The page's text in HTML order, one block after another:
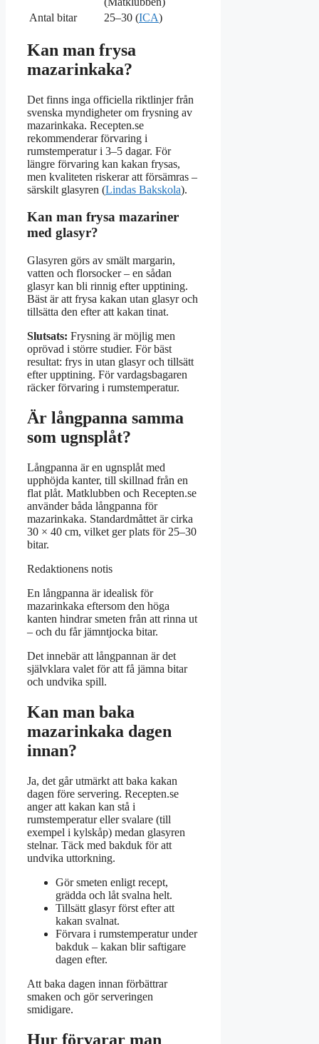
Antal bitar
25–30 (ICA)
Kan man frysa
mazarinkaka?
Det finns inga officiella riktlinjer från
svenska myndigheter om frysning av
mazarinkaka. Recepten.se
rekommenderar förvaring i
rumstemperatur i 3–5 dagar. För
längre förvaring kan kakan frysas,
men kvaliteten riskerar att försämras –
särskilt glasyren (Lindas Bakskola).
Kan man frysa mazariner
med glasyr?
Glasyren görs av smält margarin,
vatten och florsocker – en sådan
glasyr kan bli rinnig efter upptining.
Bäst är att frysa kakan utan glasyr och
tillsätta den efter att kakan tinat.
Slutsats: Frysning är möjlig men
oprövad i större studier. För bäst
resultat: frys in utan glasyr och tillsätt
efter upptining. För vardagsbagaren
räcker förvaring i rumstemperatur.
Är långpanna samma
som ugnsplåt?
Långpanna är en ugnsplåt med
upphöjda kanter, till skillnad från en
flat plåt. Matklubben och Recepten.se
använder båda långpanna för
mazarinkaka. Standardmåttet är cirka
30 × 40 cm, vilket ger plats för 25–30
bitar.
Redaktionens notis
En långpanna är idealisk för
mazarinkaka eftersom den höga
kanten hindrar smeten från att rinna ut
– och du får jämntjocka bitar.
Det innebär att långpannan är det
självklara valet för att få jämna bitar
och undvika spill.
Kan man baka
mazarinkaka dagen
innan?
Ja, det går utmärkt att baka kakan
dagen före servering. Recepten.se
anger att kakan kan stå i
rumstemperatur eller svalare (till
exempel i kylskåp) medan glasyren
stelnar. Täck med bakduk för att
undvika uttorkning.
Gör smeten enligt recept,
grädda och låt svalna helt.
Tillsätt glasyr först efter att
kakan svalnat.
Förvara i rumstemperatur under
bakduk – kakan blir saftigare
dagen efter.
Att baka dagen innan förbättrar
smaken och gör serveringen
smidigare.
Hur förvarar man